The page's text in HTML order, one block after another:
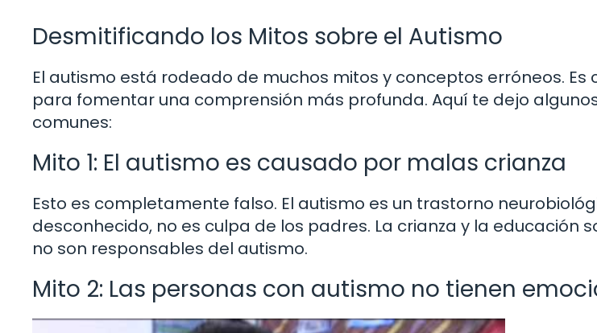
Desmitificando los Mitos sobre el Autismo
El autismo está rodeado de muchos mitos y conceptos erróneos. Es
para fomentar una comprensión más profunda. Aquí te dejo
comunes:
Mito 1: El autismo es causado por malas crianza
Esto es completamente falso. El autismo es un trastorno
desconhecido, no es culpa de los padres. La crianza y la educación
no son responsables del autismo.
Mito 2: Las personas con autismo no tienen